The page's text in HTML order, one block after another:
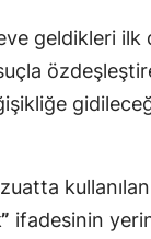
geldikleri ilk
kullanılan
ifadesinin